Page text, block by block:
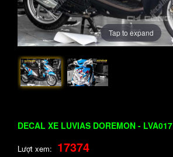
Tap to expand
DECAL XE LUVIAS DOREMON - LVA017
Lượt xem: 17374